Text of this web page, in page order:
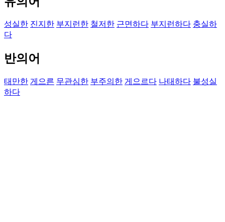
성실한 진지한 부지런한 철저한 근면하다 부지런하다 충실하
다
반의어
태만한 게으른 무관심한 부주의한 게으르다 나태하다 불성실
하다